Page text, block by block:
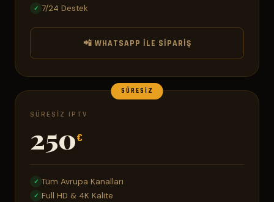
✓ 7/24 Destek
📲 WHATSAPP ILE SIPARIŞ
SÜRESIZ
SÜRESIZ IPTV
250€
✓ Tüm Avrupa Kanalları
✓ Full HD & 4K Kalite